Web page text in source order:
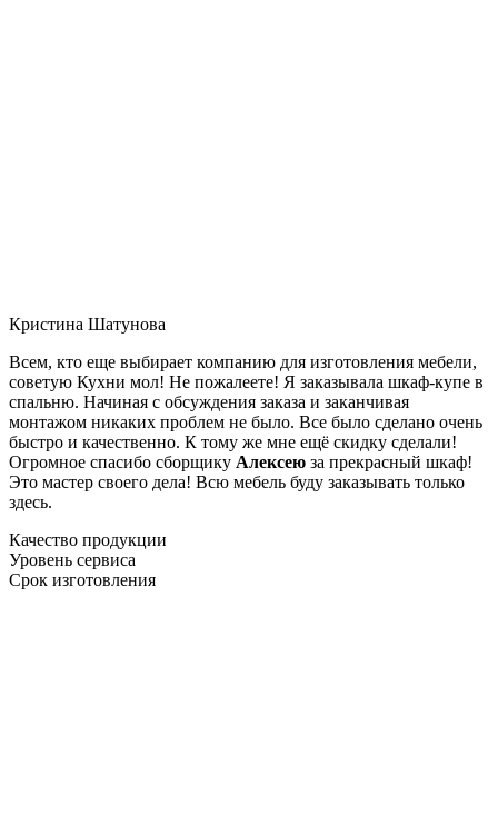
Кристина Шатунова
Всем, кто еще выбирает компанию для изготовления мебели,
советую Кухни мол! Не пожалеете! Я заказывала шкаф-купе в
спальню. Начиная с обсуждения заказа и заканчивая
монтажом никаких проблем не было. Все было сделано очень
быстро и качественно. К тому же мне ещё скидку сделали!
Огромное спасибо сборщику Алексею за прекрасный шкаф!
Это мастер своего дела! Всю мебель буду заказывать только
здесь.
Качество продукции
Уровень сервиса
Срок изготовления